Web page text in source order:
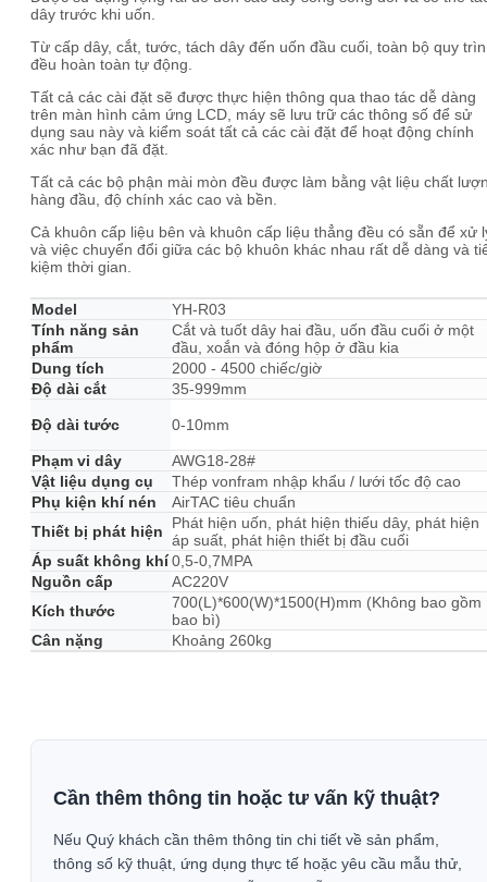
dây trước khi uốn.
Từ cấp dây, cắt, tước, tách dây đến uốn đầu cuối, toàn bộ quy
đều hoàn toàn tự động.
Tất cả các cài đặt sẽ được thực hiện thông qua thao tác dễ dàng
trên màn hình cảm ứng LCD, máy sẽ lưu trữ các thông số để sử
dụng sau này và kiểm soát tất cả các cài đặt để hoạt động chính
xác như bạn đã đặt.
Tất cả các bộ phận mài mòn đều được làm bằng vật liệu chất
hàng đầu, độ chính xác cao và bền.
Cả khuôn cấp liệu bên và khuôn cấp liệu thẳng đều có sẵn để xử
và việc chuyển đổi giữa các bộ khuôn khác nhau rất dễ dàng và
kiệm thời gian.
Model
YH-R03
Tính năng sản
phẩm
Cắt và tuốt dây hai đầu, uốn đầu cuối ở một
đầu, xoắn và đóng hộp ở đầu kia
Dung tích
2000 - 4500 chiếc/giờ
Độ dài cắt
35-999mm
Độ dài tước 0-10mm
Phạm vi dây
AWG18-28#
Vật liệu dụng cụ
Thép vonfram nhập khẩu / lưới tốc độ cao
Phụ kiện khí nén
AirTAC tiêu chuẩn
Thiết bị phát hiện
Phát hiện uốn, phát hiện thiếu dây, phát hiện
áp suất, phát hiện thiết bị đầu cuối
Áp suất không khí0,5-0,7MPA
Nguồn cấp
AC220V
Kích thước
700(L)*600(W)*1500(H)mm (Không bao gồm
bao bì)
Cân nặng
Khoảng 260kg
Cần thêm thông tin hoặc tư vấn kỹ thuật?
Nếu Quý khách cần thêm thông tin chi tiết về sản phẩm,
thông số kỹ thuật, ứng dụng thực tế hoặc yêu cầu mẫu thử,